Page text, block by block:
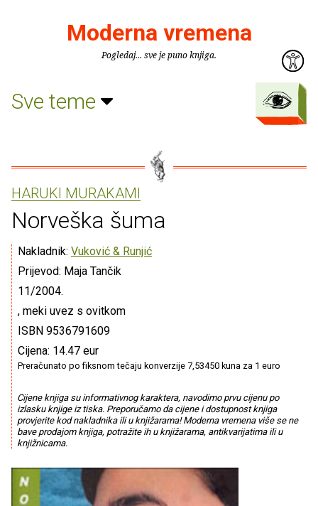
Moderna vremena
Pogledaj... sve je puno knjiga.
Sve teme
HARUKI MURAKAMI
Norveška šuma
Nakladnik: Vuković & Runjić
Prijevod: Maja Tančik
11/2004.
, meki uvez s ovitkom
ISBN 9536791609
Cijena: 14.47 eur
Preračunato po fiksnom tečaju konverzije 7,53450 kuna za 1 euro
Cijene knjiga su informativnog karaktera, navodimo prvu cijenu po
izlasku knjige iz tiska. Preporučamo da cijene i dostupnost knjiga
provjerite kod nakladnika ili u knjižarama! Moderna vremena više se ne
bave prodajom knjiga, potražite ih u knjižarama, antikvarijatima ili u
knjižnicama.